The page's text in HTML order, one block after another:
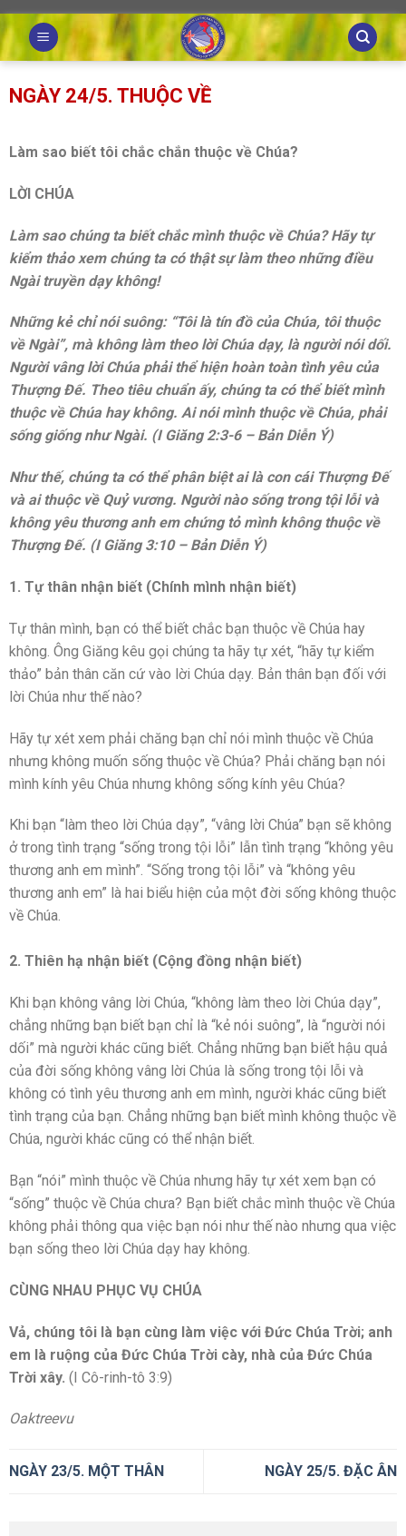
Skip
to
content
NGÀY 24/5. THUỘC VỀ
Làm sao biết tôi chắc chắn thuộc về Chúa?
LỜI CHÚA
Làm sao chúng ta biết chắc mình thuộc về Chúa? Hãy tự
kiểm thảo xem chúng ta có thật sự làm theo những điều
Ngài truyền dạy không!
Những kẻ chỉ nói suông: “Tôi là tín đồ của Chúa, tôi thuộc
về Ngài”, mà không làm theo lời Chúa dạy, là người nói dối.
Người vâng lời Chúa phải thể hiện hoàn toàn tình yêu của
Thượng Đế. Theo tiêu chuẩn ấy, chúng ta có thể biết mình
thuộc về Chúa hay không. Ai nói mình thuộc về Chúa, phải
sống giống như Ngài. (I Giăng 2:3-6 – Bản Diễn Ý)
Như thế, chúng ta có thể phân biệt ai là con cái Thượng Đế
và ai thuộc về Quỷ vương. Người nào sống trong tội lỗi và
không yêu thương anh em chứng tỏ mình không thuộc về
Thượng Đế. (I Giăng 3:10 – Bản Diễn Ý)
1. Tự thân nhận biết (Chính mình nhận biết)
Tự thân mình, bạn có thể biết chắc bạn thuộc về Chúa hay
không. Ông Giăng kêu gọi chúng ta hãy tự xét, “hãy tự kiểm
thảo” bản thân căn cứ vào lời Chúa dạy. Bản thân bạn đối với
lời Chúa như thế nào?
Hãy tự xét xem phải chăng bạn chỉ nói mình thuộc về Chúa
nhưng không muốn sống thuộc về Chúa? Phải chăng bạn nói
mình kính yêu Chúa nhưng không sống kính yêu Chúa?
Khi bạn “làm theo lời Chúa dạy”, “vâng lời Chúa” bạn sẽ không
ở trong tình trạng “sống trong tội lỗi” lẫn tình trạng “không yêu
thương anh em mình”. “Sống trong tội lỗi” và “không yêu
thương anh em” là hai biểu hiện của một đời sống không thuộc
về Chúa.
2. Thiên hạ nhận biết (Cộng đồng nhận biết)
Khi bạn không vâng lời Chúa, “không làm theo lời Chúa dạy”,
chẳng những bạn biết bạn chỉ là “kẻ nói suông”, là “người nói
dối” mà người khác cũng biết. Chẳng những bạn biết hậu quả
của đời sống không vâng lời Chúa là sống trong tội lỗi và
không có tình yêu thương anh em mình, người khác cũng biết
tình trạng của bạn. Chẳng những bạn biết mình không thuộc về
Chúa, người khác cũng có thể nhận biết.
Bạn “nói” mình thuộc về Chúa nhưng hãy tự xét xem bạn có
“sống” thuộc về Chúa chưa? Bạn biết chắc mình thuộc về Chúa
không phải thông qua việc bạn nói như thế nào nhưng qua việc
bạn sống theo lời Chúa dạy hay không.
CÙNG NHAU PHỤC VỤ CHÚA
Vả, chúng tôi là bạn cùng làm việc với Đức Chúa Trời; anh
em là ruộng của Đức Chúa Trời cày, nhà của Đức Chúa
Trời xây. (I Cô-rinh-tô 3:9)
Oaktreevu
NGÀY 23/5. MỘT THÂN NGÀY 25/5. ĐẶC ÂN